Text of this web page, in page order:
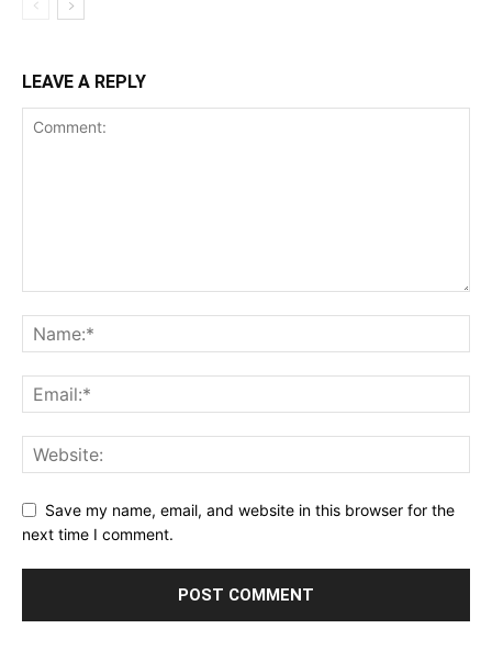
LEAVE A REPLY
Save my name, email, and website in this browser for the
next time I comment.